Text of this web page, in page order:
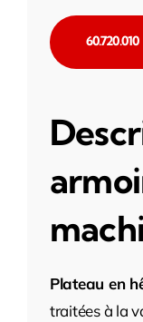
60.720.010
Plateau en
traitées à la